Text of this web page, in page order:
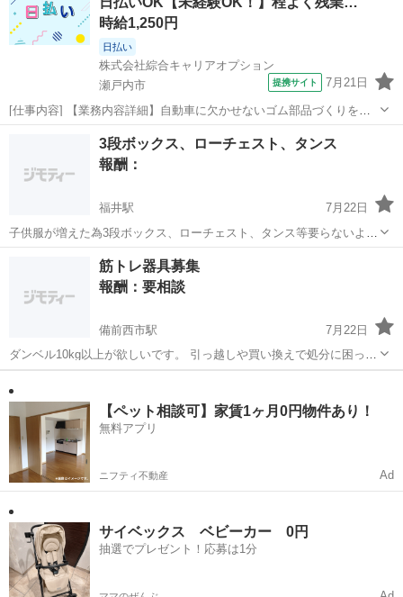
ます。 不用になった方がいらしたら...
時給1,250円
日払い
株式会社綜合キャリアオプション
瀬戸内市
提携サイト 7月21日
[仕事内容] 【業務内容詳細】自動車に欠かせないゴム部品づくりを支
えるお仕事！ 材料を量ったり、 機械へ投入したりと、 シンプルな作
業が中心です。 難しい作業は少なく、 先輩スタッフがしっかりサポー
トするので未経験の方も安心...
瀬戸内市 工場
3段ボックス、ローチェスト、タンス
報酬：
福井駅
7月22日
子供服が増えた為3段ボックス、ローチェスト、タンス等要らないよ！
って方居ないですか😭？ 3段ボックスは６つ程欲しいです！
福井駅 買いたい/ください
筋トレ器具募集
報酬：要相談
備前西市駅
7月22日
ダンベル10kg以上が欲しいです。 引っ越しや買い換えで処分に困って
いる方が居れば、よろしくお願いします。
【ペット相談可】家賃1ヶ月0円物件あり！
無料アプリ
ニフティ不動産 Ad
サイベックス ベビーカー 0円
抽選でプレゼント！応募は1分